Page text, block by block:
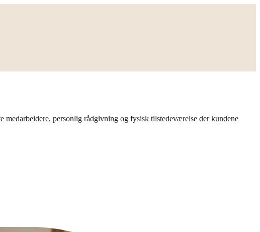
personlig rådgivning og fysisk tilstedeværelse der kundene